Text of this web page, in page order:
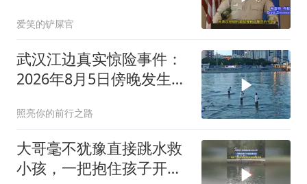
爱笑的铲屎官
武汉江边真实惊险事件：
2026年8月5日傍晚发生的
照亮你的前行之路
大哥毫不犹豫直接跳水救
小孩，一把抱住孩子开始